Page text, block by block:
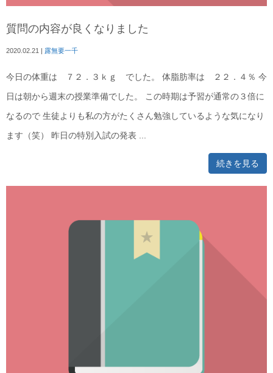
質問の内容が良くなりました
2020.02.21 | 露無要一千
今日の体重は ７２．３ｋｇ でした。 体脂肪率は ２２．４％ 今
日は朝から週末の授業準備でした。 この時期は予習が通常の３倍に
なるので 生徒よりも私の方がたくさん勉強しているような気になり
ます（笑） 昨日の特別入試の発表 ...
続きを見る